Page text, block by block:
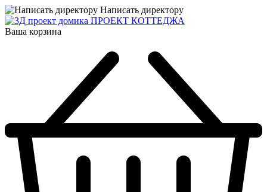
Написать директору
ПРОЕКТ КОТТЕДЖА
Ваша корзина